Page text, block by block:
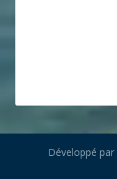
Développé par